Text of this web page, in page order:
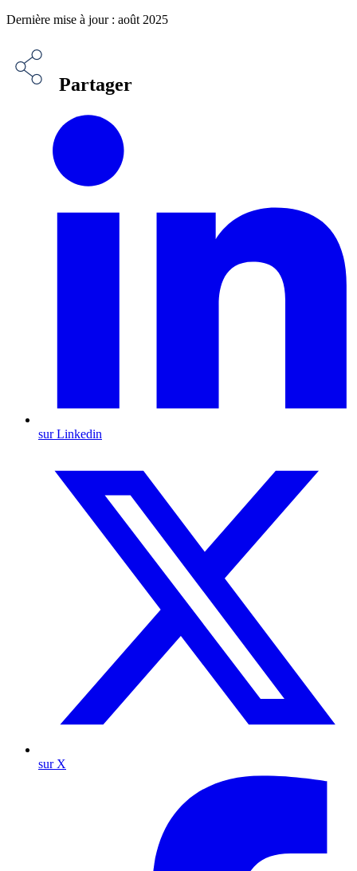
Dernière mise à jour : août 2025
Partager
sur Linkedin
sur X